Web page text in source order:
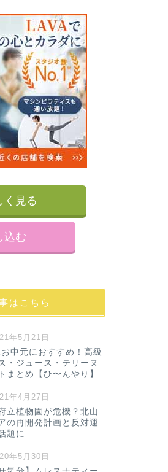
く見る
込む
はこちら
年5月21日
中元におすすめ！高級
・ジュース・テリーヌ
まとめ【ひ〜んやり】
年4月27日
立植物園が危機？北山
の再開発計画と反対運
題に
年5月30日